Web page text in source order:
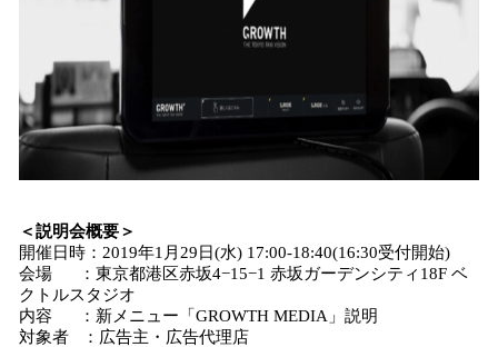
＜説明会概要＞
開催日時：2019年1月29日(水) 17:00-18:40(16:30受付開始)
会場 ：東京都港区赤坂4−15−1 赤坂ガーデンシティ18F ベ
クトルスタジオ
内容 ：新メニュー「GROWTH MEDIA」説明
対象者 ：広告主・広告代理店